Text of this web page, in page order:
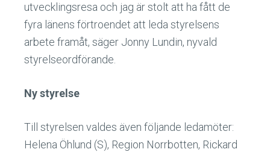
utvecklingsresa och jag är stolt att ha fått de
fyra länens förtroendet att leda styrelsens
arbete framåt, säger Jonny Lundin, nyvald
styrelseordförande.
Ny styrelse
Till styrelsen valdes även följande ledamöter:
Helena Öhlund (S), Region Norrbotten, Rickard